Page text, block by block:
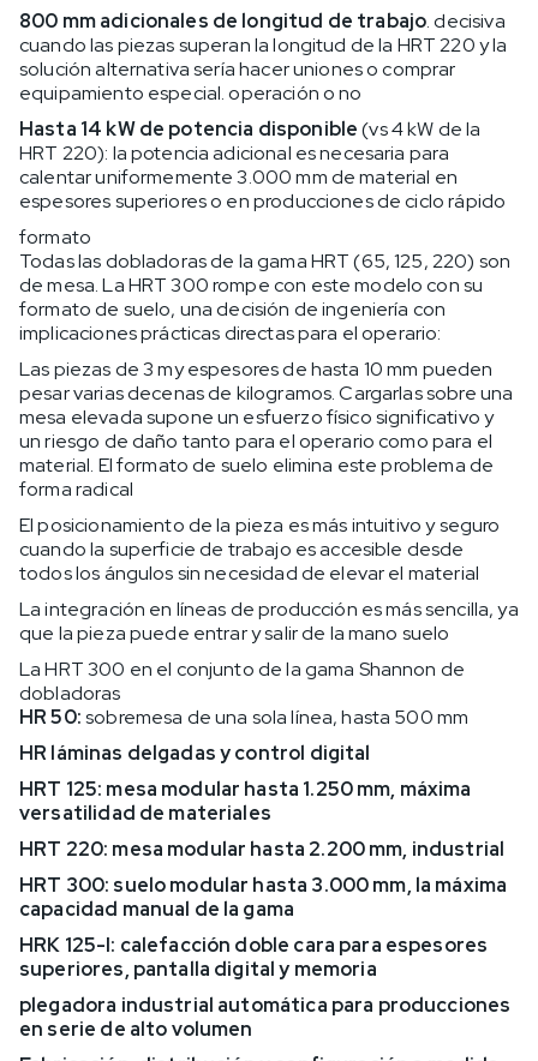
800 mm adicionales de longitud de trabajo. decisiva
cuando las piezas superan la longitud de la HRT 220 y la
solución alternativa sería hacer uniones o comprar
equipamiento especial. operación o no
Hasta 14 kW de potencia disponible(vs 4 kW de la
HRT 220): la potencia adicional es necesaria para
calentar uniformemente 3.000 mm de material en
espesores superiores o en producciones de ciclo rápido
formato
Todas las dobladoras de la gama HRT (65, 125, 220) son
de mesa. La HRT 300 rompe con este modelo con su
formato de suelo, una decisión de ingeniería con
implicaciones prácticas directas para el operario:
Las piezas de 3 my espesores de hasta 10 mm pueden
pesar varias decenas de kilogramos. Cargarlas sobre una
mesa elevada supone un esfuerzo físico significativo y
un riesgo de daño tanto para el operario como para el
material. El formato de suelo elimina este problema de
forma radical
El posicionamiento de la pieza es más intuitivo y seguro
cuando la superficie de trabajo es accesible desde
todos los ángulos sin necesidad de elevar el material
La integración en líneas de producción es más sencilla, ya
que la pieza puede entrar y salir de la mano suelo
La HRT 300 en el conjunto de la gama Shannon de
dobladoras
HR 50:sobremesa de una sola línea, hasta 500 mm
HR láminas delgadas y control digital
HRT 125: mesa modular hasta 1.250 mm, máxima
versatilidad de materiales
HRT 220: mesa modular hasta 2.200 mm, industrial
HRT 300: suelo modular hasta 3.000 mm, la máxima
capacidad manual de la gama
HRK 125-I: calefacción doble cara para espesores
superiores, pantalla digital y memoria
plegadora industrial automática para producciones
en serie de alto volumen